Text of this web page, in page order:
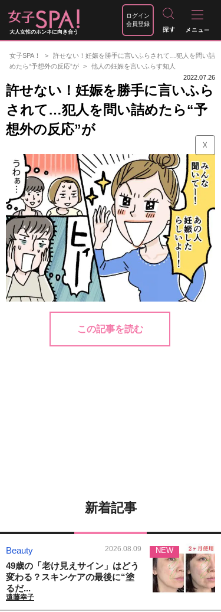
大人女性のホンネに向き合う
ログイン
会員登録
女子SPA！
許せない！妊娠を勝手に言いふらされて…犯人を問い詰
めたら“予想外の反応”が
他人の妊娠を言いふらす知人
2022.07.26
許せない！妊娠を勝手に言いふら
されて…犯人を問い詰めたら“予
想外の反応”が
☓
この記事を読む
新着記事
Beauty 2026.08.09
49歳の「老け見えサイン」はどう
変わる？スキンケアの最後に“塗
るだ...
遠藤幸子
NEW